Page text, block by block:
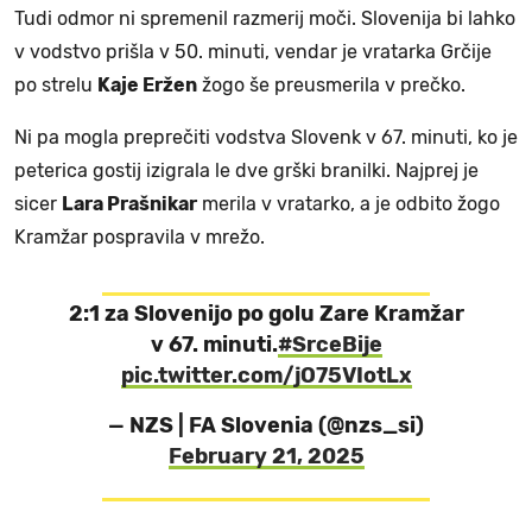
Tudi odmor ni spremenil razmerij moči. Slovenija bi lahko
v vodstvo prišla v 50. minuti, vendar je vratarka Grčije
po strelu Kaje Eržen žogo še preusmerila v prečko.
Ni pa mogla preprečiti vodstva Slovenk v 67. minuti, ko je
peterica gostij izigrala le dve grški branilki. Najprej je
sicer Lara Prašnikar merila v vratarko, a je odbito žogo
Kramžar pospravila v mrežo.
2:1 za Slovenijo po golu Zare Kramžar
v 67. minuti.#SrceBije
pic.twitter.com/jO75VIotLx
— NZS | FA Slovenia (@nzs_si)
February 21, 2025